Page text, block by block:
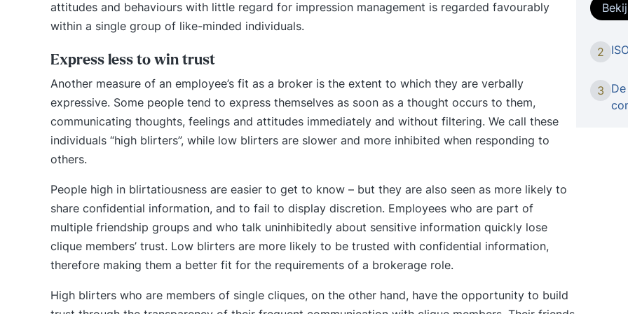
attitudes and behaviours with little regard for impression management is regarded favourably
within a single group of like-minded individuals.
Express less to win trust
Another measure of an employee’s fit as a broker is the extent to which they are verbally
expressive. Some people tend to express themselves as soon as a thought occurs to them,
communicating thoughts, feelings and attitudes immediately and without filtering. We call these
individuals “high blirters”, while low blirters are slower and more inhibited when responding to
others.
People high in blirtatiousness are easier to get to know – but they are also seen as more likely to
share confidential information, and to fail to display discretion. Employees who are part of
multiple friendship groups and who talk uninhibitedly about sensitive information quickly lose
clique members’ trust. Low blirters are more likely to be trusted with confidential information,
therefore making them a better fit for the requirements of a brokerage role.
High blirters who are members of single cliques, on the other hand, have the opportunity to build
2
3